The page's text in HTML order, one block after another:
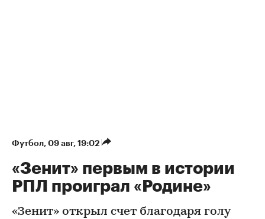
Футбол⁠, 09 авг, 19:02
«Зенит» первым в истории
РПЛ проиграл «Родине»
«Зенит» открыл счет благодаря голу